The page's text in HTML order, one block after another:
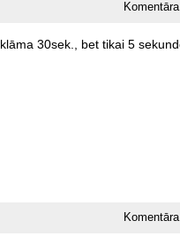
30sek., bet tikai 5